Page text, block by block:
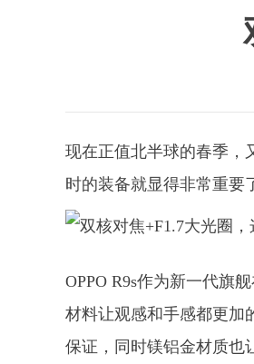
现在正值北半球的春季，
时的装备就显得非常重要
OPPO R9s作为新一代旗
材料让观感和手感都更加
保证，同时镁铝金材质也